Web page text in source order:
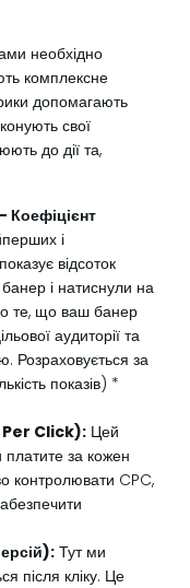
необхідно
комплексне
допомагають
свої
до дії та,
і
відсоток
і натиснули на
те, що ваш банер
аудиторії та
Розраховується за
показів) *
Per Click): Цей
платите за кожен
контролювати CPC,
Тут ми
після кліку. Це